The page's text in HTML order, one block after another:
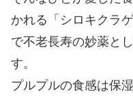
かれる「シロキクラ
で不老長寿の妙薬と
す。
プルプルの食感は保